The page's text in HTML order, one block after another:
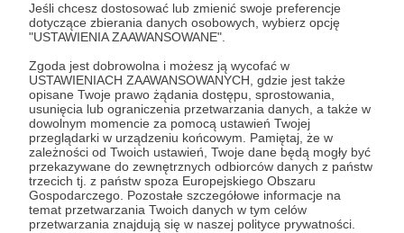
Jeśli chcesz dostosować lub zmienić swoje preferencje
dotyczące zbierania danych osobowych, wybierz opcję
"USTAWIENIA ZAAWANSOWANE".
Zgoda jest dobrowolna i możesz ją wycofać w
USTAWIENIACH ZAAWANSOWANYCH, gdzie jest także
opisane Twoje prawo żądania dostępu, sprostowania,
usunięcia lub ograniczenia przetwarzania danych, a także w
dowolnym momencie za pomocą ustawień Twojej
przeglądarki w urządzeniu końcowym. Pamiętaj, że w
zależności od Twoich ustawień, Twoje dane będą mogły być
przekazywane do zewnętrznych odbiorców danych z państw
trzecich tj. z państw spoza Europejskiego Obszaru
Gospodarczego. Pozostałe szczegółowe informacje na
temat przetwarzania Twoich danych w tym celów
przetwarzania znajdują się w naszej polityce prywatności.
Udostępnij
Blimsien
Zobacz profil autora